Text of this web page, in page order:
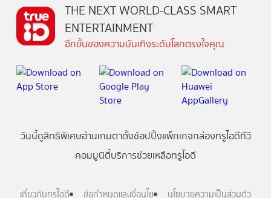
THE NEXT WORLD-CLASS SMART
ENTERTAINMENT
อีกขั้นของความบันเทิงระดับโลกตรงใจคุณ
วันนี้ดูสิทธิพิเศษอ่านเกมตาตั้งช้อปปิ้งแพ็กเกจกล่องทรูไอดีทีวี
คอมมูนิตี้บริการช่วยเหลือทรูไอดี
เกี่ยวกับทรูไอดี ข้อกำหนดและเงื่อนไข นโยบายความเป็นส่วนตัว